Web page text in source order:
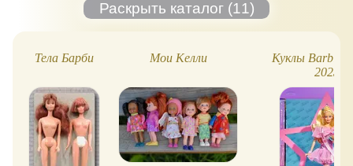
Тела Барби Мои Келли
Куклы Barbie
2023